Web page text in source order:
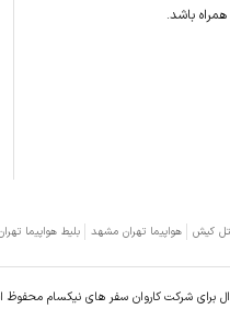
باشد.
کیش هواپیما تهران مشهد بلیط هواپیما
برای شرکت کاروان سفر های نیکسام